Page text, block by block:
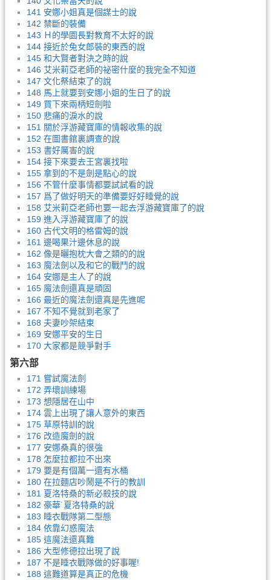
141 安娜小姐真是個謀士的說
142 禁斷的裝備
143 Ｈ的學園長對教育不太好的說
144 接近於兔女郎裝的東西的說
145 和大賢者對決之時的說
146 艾米莉亞老師的祕密什麼的我完全不知道
147 文化祭結束了的說
148 馬上就要到安娜小姐的生日了的說
149 買下來兩柄短劍啦
150 悲痛的淚水的說
151 關於浮游藏寶庫的情報收集的說
152 在圖書館裏調查的說
153 書好厲害的說
154 接下來要去王宮裏找啦
155 拿到的不是劍是點心的說
156 不管什麼事情都要試試看的說
157 爲了做好明天的準備要好好睡覺的說
158 艾米莉亞老師也要一起去浮游藏寶庫了的說
159 進入浮游藏寶庫了的說
160 古代文明的格雷姆的說
161 邊喝果汁邊休息的說
162 像是曬抱枕大會之類的的說
163 魔法劍以及和它的戰鬥的說
164 安娜是主人了的說
165 魔法劍還真是頑固
166 最近的魔法劍還真是先進呢
167 不知不覺就到老家了
168 夫妻吵架結束
169 安娜平安的生日
170 大家都是競爭對手
第六部
171 嘗試魔法劍
172 弄壞訓練場
173 想隱居在山中
174 雲上出現了讓人意外的東西
175 草原特訓的說
176 改造魔劍的說
177 安娜桑真的很強
178 怎麼拉都拉不出來
179 要是有個萬一還有水桶
180 在拉麵店吵鬧是不行的教訓
181 夏洛特桑的新必殺技的說
182 豪華˙夏洛特桑的說
183 睡衣戰隊第二型態
184 依靠幻惑魔法
185 這魔法還真難
186 大型修德拉出現了說
187 不是睡衣戰隊做的好事喔!
188 這難道算是真正的危機